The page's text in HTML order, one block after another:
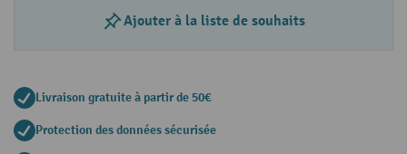
Ajouter à la liste de souhaits
Livraison gratuite à partir de 50€
Protection des données sécurisée